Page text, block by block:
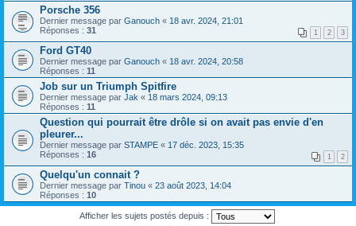
Porsche 356
Dernier message par Ganouch « 18 avr. 2024, 21:01
Réponses : 31 1 2 3
Ford GT40
Dernier message par Ganouch « 18 avr. 2024, 20:58
Réponses : 11
Job sur un Triumph Spitfire
Dernier message par Jak « 18 mars 2024, 09:13
Réponses : 11
Question qui pourrait être drôle si on avait pas envie d'en
pleurer...
Dernier message par STAMPE « 17 déc. 2023, 15:35
Réponses : 16 1 2
Quelqu'un connait ?
Dernier message par Tinou « 23 août 2023, 14:04
Réponses : 10
Afficher les sujets postés depuis :